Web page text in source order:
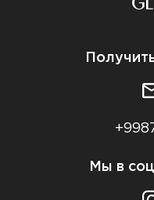
Мы в